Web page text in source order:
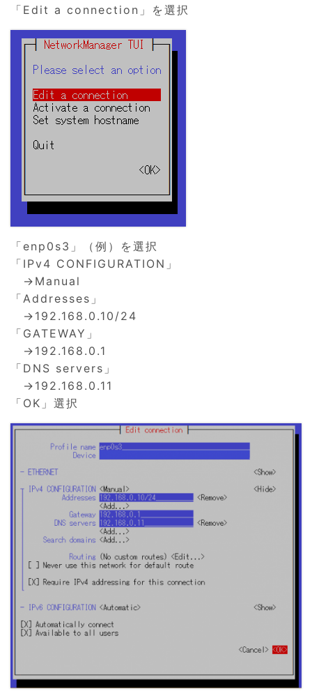
「Edit a connection」を選択
「enp0s3」（例）を選択
「IPv4 CONFIGURATION」
→Manual
「Addresses」
→192.168.0.10/24
「GATEWAY」
→192.168.0.1
「DNS servers」
→192.168.0.11
「OK」選択